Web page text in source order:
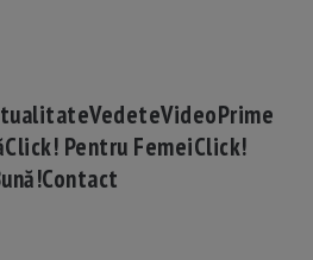
VedeteVideoPrime
Click! Pentru FemeiClick!
Contact